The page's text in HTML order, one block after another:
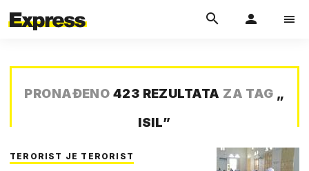
PRONAĐENO 423 REZULTATA ZA TAG „
ISIL”
TERORIST JE TERORIST